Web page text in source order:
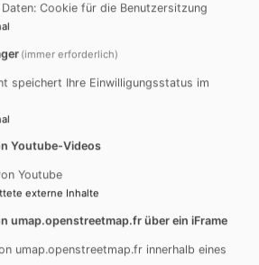
- PFARRAMT
UND PFARRER
Cookie für die Benutzersitzung
(immer erforderlich)
speichert Ihre Einwilligungsstatus im
Youtube-Videos
Youtube
externe Inhalte
umap.openstreetmap.fr über ein iFrame
umap.openstreetmap.fr innerhalb eines